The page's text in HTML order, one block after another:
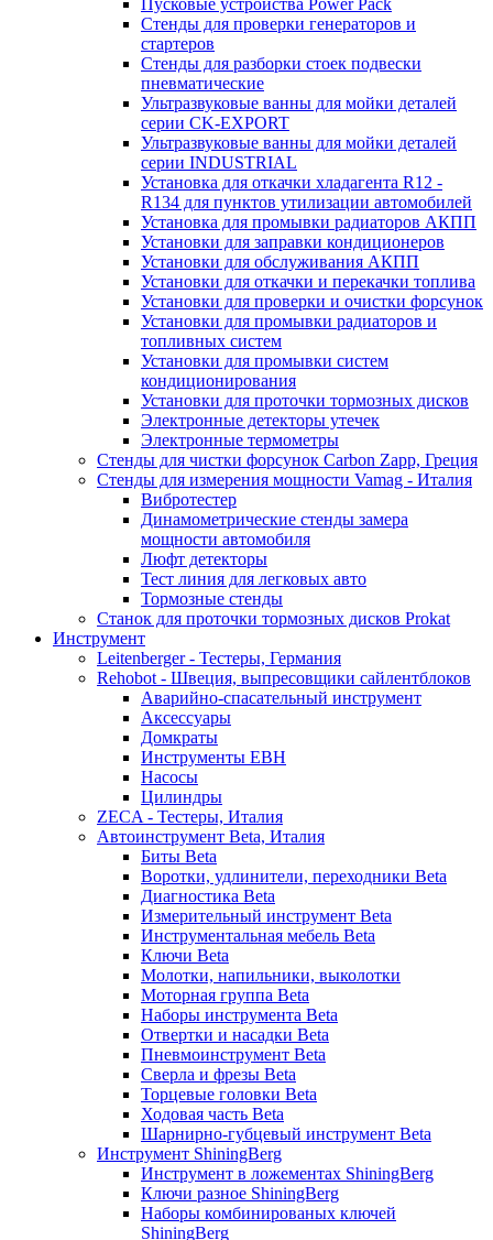
Пусковые устройства Power Pack
Стенды для проверки генераторов и
стартеров
Стенды для разборки стоек подвески
пневматические
Ультразвуковые ванны для мойки деталей
серии CK-EXPORT
Ультразвуковые ванны для мойки деталей
серии INDUSTRIAL
Установка для откачки хладагента R12 -
R134 для пунктов утилизации автомобилей
Установка для промывки радиаторов АКПП
Установки для заправки кондиционеров
Установки для обслуживания АКПП
Установки для откачки и перекачки топлива
Установки для проверки и очистки форсунок
Установки для промывки радиаторов и
топливных систем
Установки для промывки систем
кондиционирования
Установки для проточки тормозных дисков
Электронные детекторы утечек
Электронные термометры
Стенды для чистки форсунок Carbon Zapp, Греция
Стенды для измерения мощности Vamag - Италия
Вибротестер
Динамометрические стенды замера
мощности автомобиля
Люфт детекторы
Тест линия для легковых авто
Тормозные стенды
Станок для проточки тормозных дисков Prokat
Инструмент
Leitenberger - Тестеры, Германия
Rehobot - Швеция, выпресовщики сайлентблоков
Аварийно-спасательный инструмент
Аксессуары
Домкраты
Инструменты EBH
Насосы
Цилиндры
ZECA - Тестеры, Италия
Автоинструмент Beta, Италия
Биты Beta
Воротки, удлинители, переходники Beta
Диагностика Beta
Измерительный инструмент Beta
Инструментальная мебель Beta
Ключи Beta
Молотки, напильники, выколотки
Моторная группа Beta
Наборы инструмента Beta
Отвертки и насадки Beta
Пневмоинструмент Beta
Сверла и фрезы Beta
Торцевые головки Beta
Ходовая часть Beta
Шарнирно-губцевый инструмент Beta
Инструмент ShiningBerg
Инструмент в ложементах ShiningBerg
Ключи разное ShiningBerg
Наборы комбинированых ключей
ShiningBerg